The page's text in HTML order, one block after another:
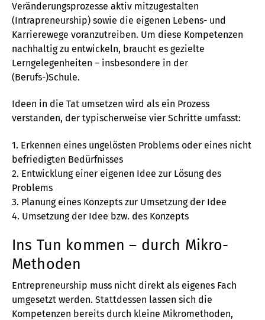
Veränderungsprozesse aktiv mitzugestalten
(Intrapreneurship) sowie die eigenen Lebens- und
Karrierewege voranzutreiben. Um diese Kompetenzen
nachhaltig zu entwickeln, braucht es gezielte
Lerngelegenheiten – insbesondere in der
(Berufs-)Schule.
Ideen in die Tat umsetzen wird als ein Prozess
verstanden, der typischerweise vier Schritte umfasst:
1. Erkennen eines ungelösten Problems oder eines nicht
befriedigten Bedürfnisses
2. Entwicklung einer eigenen Idee zur Lösung des
Problems
3. Planung eines Konzepts zur Umsetzung der Idee
4. Umsetzung der Idee bzw. des Konzepts
Ins Tun kommen – durch Mikro-
Methoden
Entrepreneurship muss nicht direkt als eigenes Fach
umgesetzt werden. Stattdessen lassen sich die
Kompetenzen bereits durch kleine Mikromethoden,